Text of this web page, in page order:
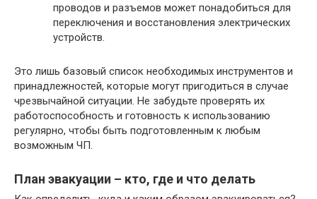
проводов и разъемов может понадобиться для
переключения и восстановления электрических
устройств.
Это лишь базовый список необходимых инструментов и
принадлежностей, которые могут пригодиться в случае
чрезвычайной ситуации. Не забудьте проверять их
работоспособность и готовность к использованию
регулярно, чтобы быть подготовленным к любым
возможным ЧП.
План эвакуации – кто, где и что делать